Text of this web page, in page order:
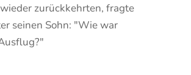
zurückkehrten, fragte
seinen Sohn: "Wie war